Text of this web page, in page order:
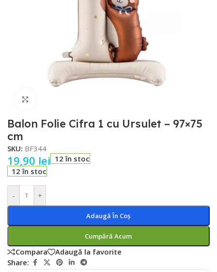
Balon Folie Cifra 1 cu Ursulet – 97×75
cm
SKU: BF344
19,90 lei 12 în stoc
12 în stoc
- +
Adaugă În Coș
Cumpără Acum
Compara
Adaugă la favorite
Share: